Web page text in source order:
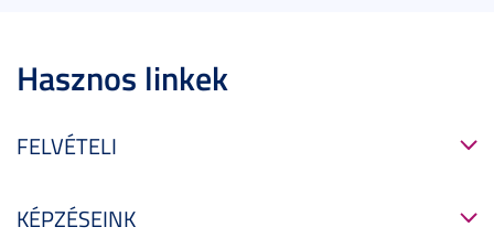
Hasznos linkek
FELVÉTELI
KÉPZÉSEINK